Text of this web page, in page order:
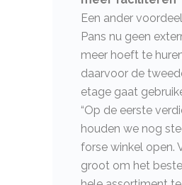
Een ander
Pans nu geen
meer hoeft te
daarvoor de
etage gaat
“Op de eerste
houden we nog
forse winkel open.
groot om het